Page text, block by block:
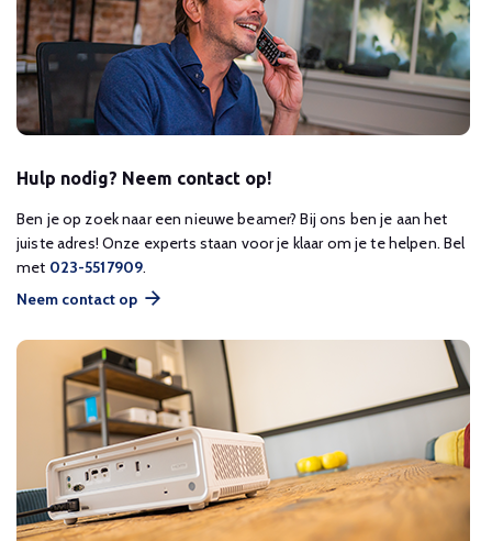
Hulp nodig? Neem contact op!
Ben je op zoek naar een nieuwe beamer? Bij ons ben je aan het
juiste adres! Onze experts staan voor je klaar om je te helpen. Bel
met 023-5517909.
Neem contact op